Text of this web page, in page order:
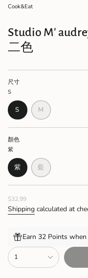
Cook&Eat
Studio M'
二色
尺寸
S
S VARIANT
SOLD
OUT
UNAVAILABLE
M VARIANT
SOLD
OUT
顏色
紫
紫
VARIANT
SOLD
OR
UNAVAILABLE
藍
VARIANT
SOLD
Regular
price
$32.99
Shipping calculated at
Earn 32 Points
{"in_cart_html"=>"
<span
class=\"quantity-
1